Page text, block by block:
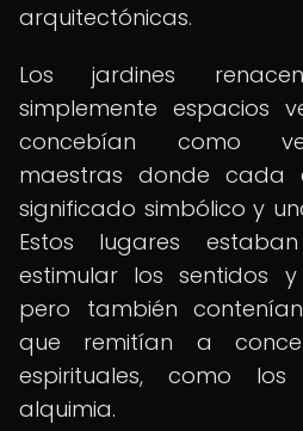
arquitectónicas.
Los jardines
simplemente espacios
concebían como
maestras donde cada
significado simbólico y
Estos lugares
estimular los sentidos
pero también
que remitían a
espirituales, como
alquimia.